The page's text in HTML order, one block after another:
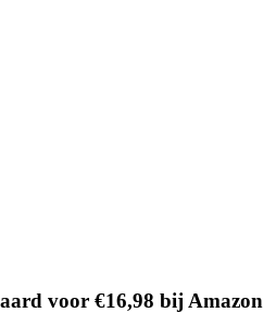
voor €16,98 bij Amazon